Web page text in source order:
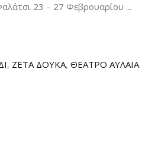
23 – 27 Φεβρουαρίου
, ΖΕΤΑ ΔΟΥΚΑ, ΘΕΑΤΡΟ ΑΥΛΑΙΑ